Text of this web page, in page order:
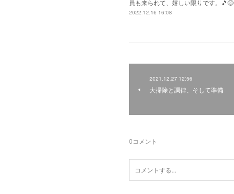
員も来られて、嬉しい限りです。🎵😊
2022.12.16 16:08
2021.12.27 12:56
大掃除と調律、そして準備
0コメント